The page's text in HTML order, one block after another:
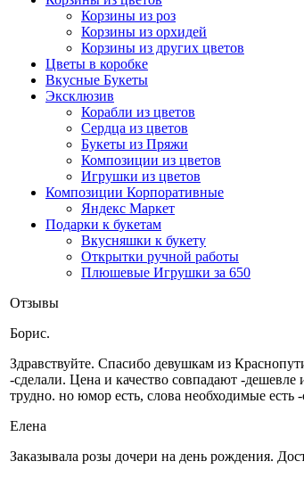
Корзины из роз
Корзины из орхидей
Корзины из других цветов
Цветы в коробке
Вкусные Букеты
Эксклюзив
Корабли из цветов
Сердца из цветов
Букеты из Пряжи
Композиции из цветов
Игрушки из цветов
Композиции Корпоративные
Яндекс Маркет
Подарки к букетам
Вкусняшки к букету
Открытки ручной работы
Плюшевые Игрушки за 650
Отзывы
Борис.
Здравствуйте. Cпасибо девушкам из
-сделали. Цена и качество совпадают -
трудно. но юмор есть, слова необходимые есть
Елена
Заказывала розы дочери на день рождения.